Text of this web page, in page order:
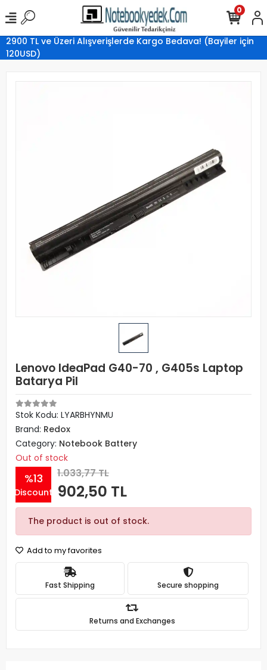
2900 TL ve Üzeri Alışverişlerde Kargo Bedava! (Bayiler için
120USD)
0
Lenovo IdeaPad G40-70 , G405s Laptop
Batarya Pil
Stok Kodu: LYARBHYNMU
Brand: Redox
Category: Notebook Battery
Out of stock
%13
Discount
1.033,77 TL
902,50 TL
The product is out of stock.
Add to my favorites
Fast Shipping Secure shopping
Returns and Exchanges